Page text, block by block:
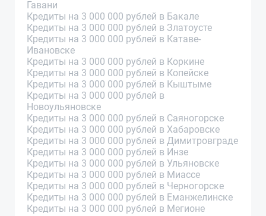
Гавани
Кредиты на 3 000 000 рублей в Бакале
Кредиты на 3 000 000 рублей в Златоусте
Кредиты на 3 000 000 рублей в Катаве-
Ивановске
Кредиты на 3 000 000 рублей в Коркине
Кредиты на 3 000 000 рублей в Копейске
Кредиты на 3 000 000 рублей в Кыштыме
Кредиты на 3 000 000 рублей в
Новоульяновске
Кредиты на 3 000 000 рублей в Саяногорске
Кредиты на 3 000 000 рублей в Хабаровске
Кредиты на 3 000 000 рублей в Димитровграде
Кредиты на 3 000 000 рублей в Инзе
Кредиты на 3 000 000 рублей в Ульяновске
Кредиты на 3 000 000 рублей в Миассе
Кредиты на 3 000 000 рублей в Черногорске
Кредиты на 3 000 000 рублей в Еманжелинске
Кредиты на 3 000 000 рублей в Мегионе